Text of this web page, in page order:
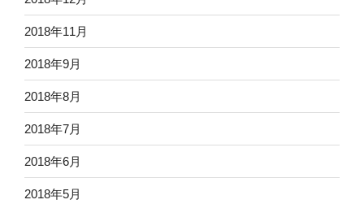
2018年11月
2018年9月
2018年8月
2018年7月
2018年6月
2018年5月